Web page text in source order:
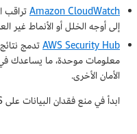
Amazon CloudWatchتراقب
إلى أوجه الخلل أو الأنماط غير
AWS Security Hubتدمج
معلومات موحدة، ما يساعدك
الأمان الأخرى.
ابدأ في منع فقدان البيانات على AWS من خلال